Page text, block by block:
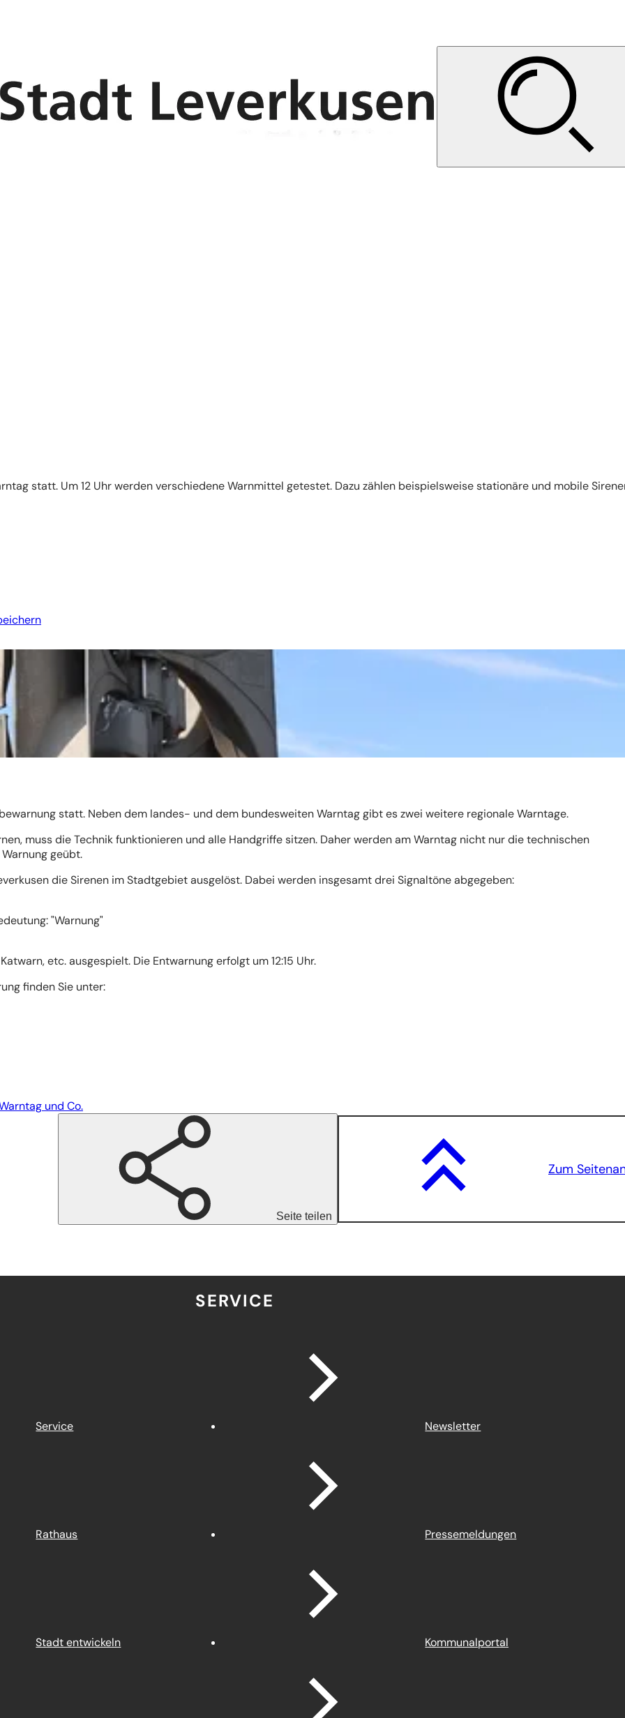
statt. Um 12 Uhr werden verschiedene Warnmittel getestet. Dazu zählen beispielsweise stationäre und mobile
statt. Neben dem landes- und dem bundesweiten Warntag gibt es zwei weitere regionale Warntage.
muss die Technik funktionieren und alle Handgriffe sitzen. Daher werden am Warntag nicht nur die technischen
geübt.
die Sirenen im Stadtgebiet ausgelöst. Dabei werden insgesamt drei Signaltöne abgegeben:
"Warnung"
etc. ausgespielt. Die Entwarnung erfolgt um 12:15 Uhr.
finden Sie unter:
und Co.
Seite teilen
Zum
Service
Rathaus
Stadt entwickeln
SERVICE
Newsletter
Pressemeldungen
Kommunalportal